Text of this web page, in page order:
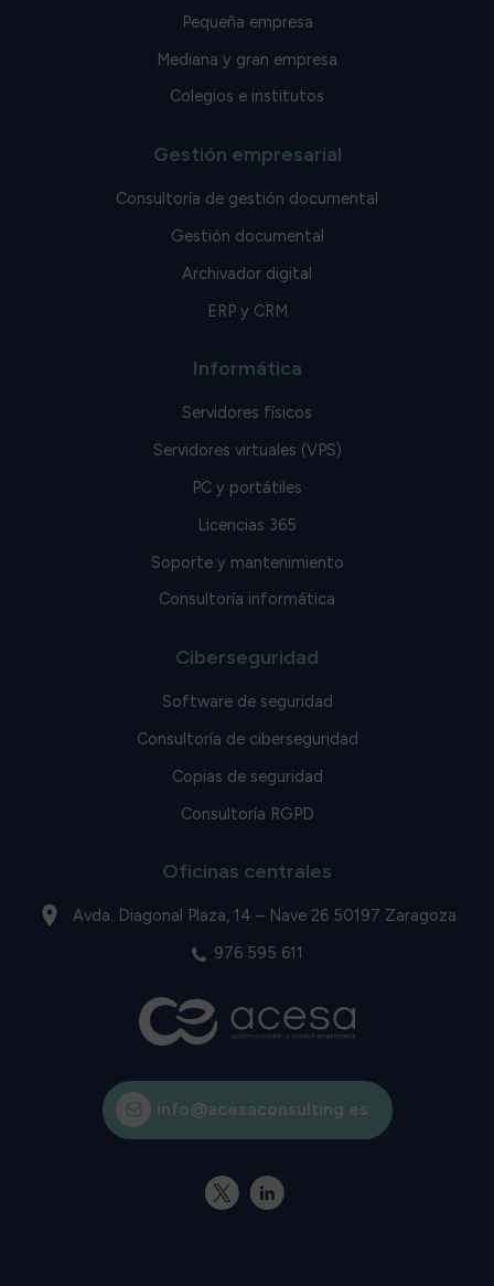
Pequeña empresa
Mediana y gran empresa
Colegios e institutos
Gestión empresarial
Consultoría de gestión documental
Gestión documental
Archivador digital
ERP y CRM
Informática
Servidores físicos
Servidores virtuales (VPS)
PC y portátiles
Licencias 365
Soporte y mantenimiento
Consultoría informática
Ciberseguridad
Software de seguridad
Consultoría de ciberseguridad
Copias de seguridad
Consultoría RGPD
Oficinas centrales
Avda. Diagonal Plaza, 14 – Nave 26 50197 Zaragoza
976 595 611
info@acesaconsulting.es
X